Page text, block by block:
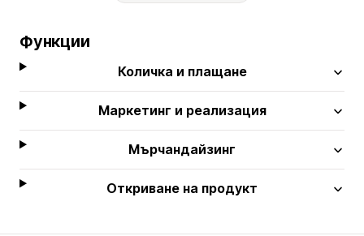
Функции
Количка и плащане
Маркетинг и реализация
Мърчандайзинг
Откриване на продукт